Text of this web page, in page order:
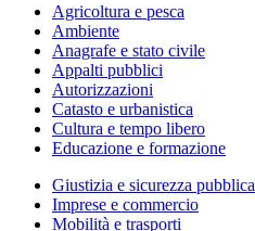
Agricoltura e pesca
Ambiente
Anagrafe e stato civile
Appalti pubblici
Autorizzazioni
Catasto e urbanistica
Cultura e tempo libero
Educazione e formazione
Giustizia e sicurezza pubblica
Imprese e commercio
Mobilità e trasporti